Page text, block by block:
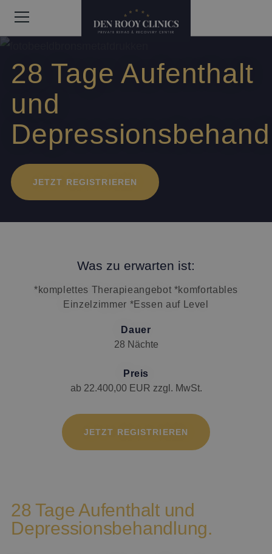
28 Tage Aufenthalt
und
JETZT REGISTRIEREN
Was zu erwarten ist:
*komplettes Therapieangebot *komfortables
Einzelzimmer *Essen auf Level
Dauer
28 Nächte
Preis
ab 22.400,00 EUR zzgl. MwSt.
JETZT REGISTRIEREN
28 Tage Aufenthalt und
Depressionsbehandlung.